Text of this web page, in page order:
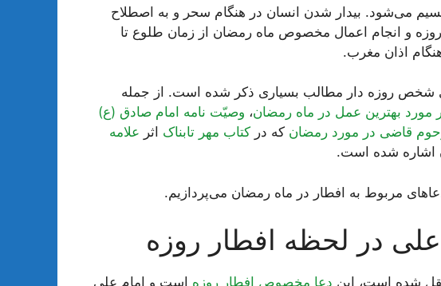
می‌شود. بیدار شدن انسان در هنگام سحر و به اصطلاح
و انجام اعمال مخصوص ماه رمضان از زمان طلوع تا
اذان مغرب.
روزه دار مطالب بسیاری ذکر شده است. از جمله
مورد بهترین عمل در ماه رمضان، وصیّت نامه امام صادق (ع)
قاضی در مورد رمضان که در کتاب مهر تابناک اثر علامه
اشاره شده است.
مربوط به افطار در ماه رمضان می‌پردازیم.
در لحظه افطار روزه
دعا مخصوص افطار روزه است و امام علی